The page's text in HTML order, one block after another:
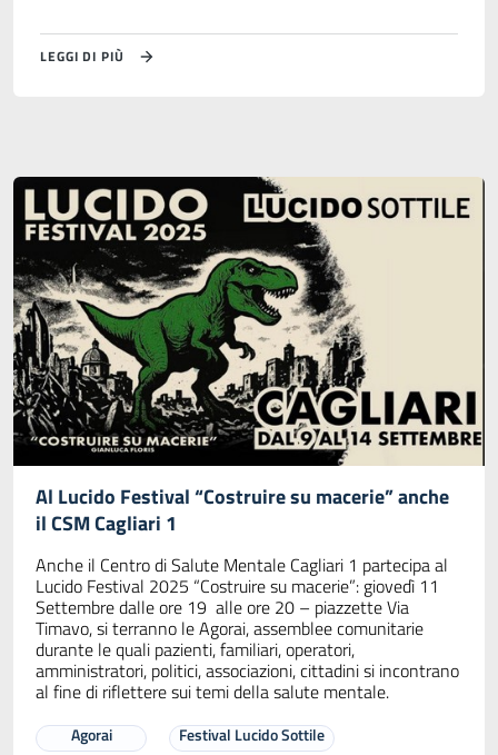
LEGGI DI PIÙ
Al Lucido Festival “Costruire su macerie” anche
il CSM Cagliari 1
Anche il Centro di Salute Mentale Cagliari 1 partecipa al
Lucido Festival 2025 “Costruire su macerie”: giovedì 11
Settembre dalle ore 19 alle ore 20 – piazzette Via
Timavo, si terranno le Agorai, assemblee comunitarie
durante le quali pazienti, familiari, operatori,
amministratori, politici, associazioni, cittadini si incontrano
al fine di riflettere sui temi della salute mentale.
Agorai
Festival Lucido Sottile